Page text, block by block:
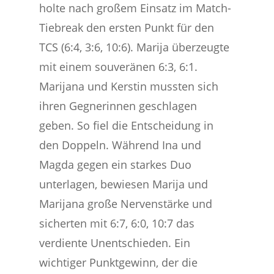
holte nach großem Einsatz im Match-
Tiebreak den ersten Punkt für den
TCS (6:4, 3:6, 10:6). Marija überzeugte
mit einem souveränen 6:3, 6:1.
Marijana und Kerstin mussten sich
ihren Gegnerinnen geschlagen
geben. So fiel die Entscheidung in
den Doppeln. Während Ina und
Magda gegen ein starkes Duo
unterlagen, bewiesen Marija und
Marijana große Nervenstärke und
sicherten mit 6:7, 6:0, 10:7 das
verdiente Unentschieden. Ein
wichtiger Punktgewinn, der die